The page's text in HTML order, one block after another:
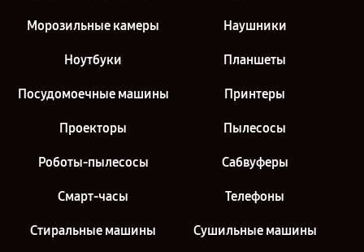
Морозильные камеры Наушники
Ноутбуки Планшеты
Посудомоечные машины Принтеры
Проекторы Пылесосы
Роботы-пылесосы Сабвуферы
Смарт-часы Телефоны
Стиральные машины Сушильные машины